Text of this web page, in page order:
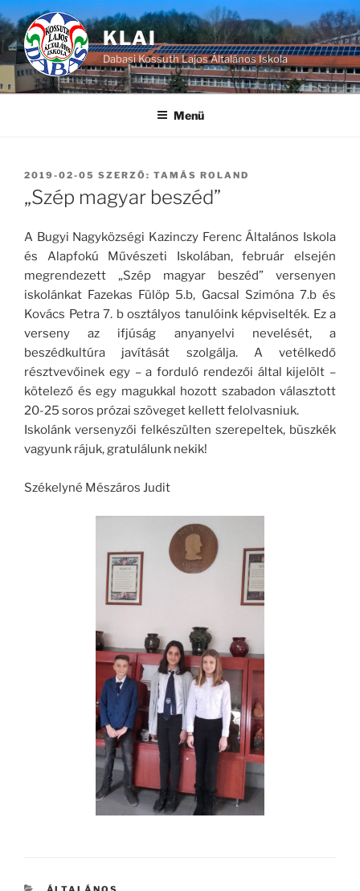
Tartalomhoz
KLAI
Dabasi Kossuth Lajos Általános Iskola
Menü
BEKÜLDVE:
2019-02-05 SZERZŐ: TAMÁS ROLAND
„Szép magyar beszéd”
A Bugyi Nagyközségi Kazinczy Ferenc Általános Iskola
és Alapfokú Művészeti Iskolában, február elsején
megrendezett „Szép magyar beszéd” versenyen
iskolánkat Fazekas Fülöp 5.b, Gacsal Szimóna 7.b és
Kovács Petra 7. b osztályos tanulóink képviselték. Ez a
verseny az ifjúság anyanyelvi nevelését, a
beszédkultúra javítását szolgálja. A vetélkedő
résztvevőinek egy – a forduló rendezői által kijelölt –
kötelező és egy magukkal hozott szabadon választott
20-25 soros prózai szöveget kellett felolvasniuk.
Iskolánk versenyzői felkészülten szerepeltek, büszkék
vagyunk rájuk, gratulálunk nekik!
Székelyné Mészáros Judit